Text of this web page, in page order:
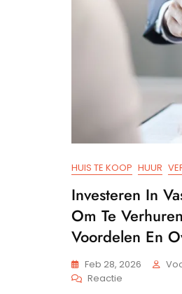
HUIS TE KOOP HUUR
Investeren In
Om Te
Voordelen En
Feb 28, 2026
Reactie